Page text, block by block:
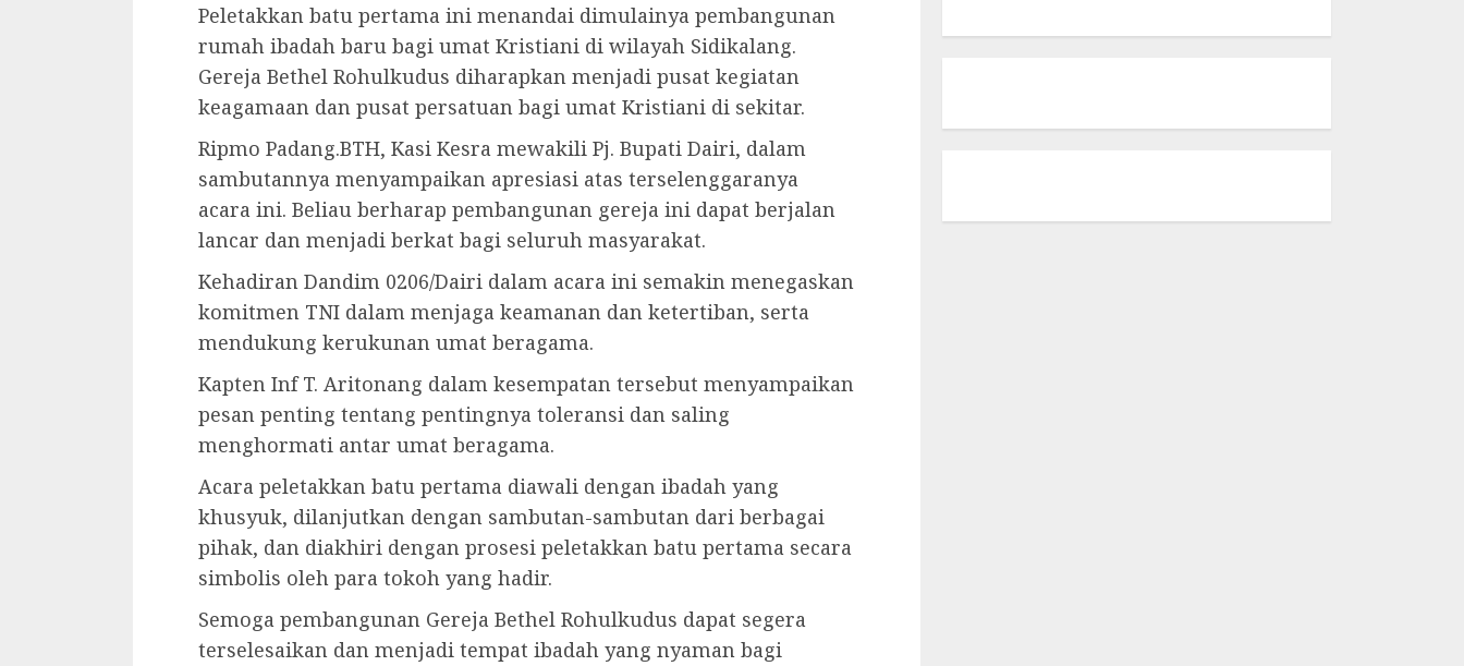
Peletakkan batu pertama ini menandai dimulainya pembangunan
rumah ibadah baru bagi umat Kristiani di wilayah Sidikalang.
Gereja Bethel Rohulkudus diharapkan menjadi pusat kegiatan
keagamaan dan pusat persatuan bagi umat Kristiani di sekitar.
Ripmo Padang.BTH, Kasi Kesra mewakili Pj. Bupati Dairi, dalam
sambutannya menyampaikan apresiasi atas terselenggaranya
acara ini. Beliau berharap pembangunan gereja ini dapat berjalan
lancar dan menjadi berkat bagi seluruh masyarakat.
Kehadiran Dandim 0206/Dairi dalam acara ini semakin menegaskan
komitmen TNI dalam menjaga keamanan dan ketertiban, serta
mendukung kerukunan umat beragama.
Kapten Inf T. Aritonang dalam kesempatan tersebut menyampaikan
pesan penting tentang pentingnya toleransi dan saling
menghormati antar umat beragama.
Acara peletakkan batu pertama diawali dengan ibadah yang
khusyuk, dilanjutkan dengan sambutan-sambutan dari berbagai
pihak, dan diakhiri dengan prosesi peletakkan batu pertama secara
simbolis oleh para tokoh yang hadir.
Semoga pembangunan Gereja Bethel Rohulkudus dapat segera
terselesaikan dan menjadi tempat ibadah yang nyaman bagi